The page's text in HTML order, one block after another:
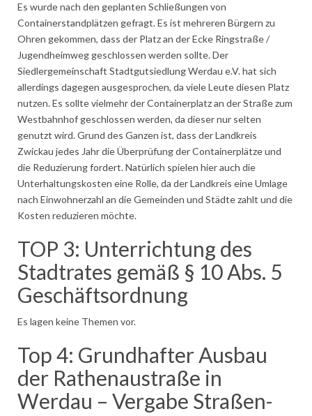
Es wurde nach den geplanten Schließungen von
Containerstandplätzen gefragt. Es ist mehreren Bürgern zu
Ohren gekommen, dass der Platz an der Ecke Ringstraße /
Jugendheimweg geschlossen werden sollte. Der
Siedlergemeinschaft Stadtgutsiedlung Werdau e.V. hat sich
allerdings dagegen ausgesprochen, da viele Leute diesen Platz
nutzen. Es sollte vielmehr der Containerplatz an der Straße zum
Westbahnhof geschlossen werden, da dieser nur selten
genutzt wird. Grund des Ganzen ist, dass der Landkreis
Zwickau jedes Jahr die Überprüfung der Containerplätze und
die Reduzierung fordert. Natürlich spielen hier auch die
Unterhaltungskosten eine Rolle, da der Landkreis eine Umlage
nach Einwohnerzahl an die Gemeinden und Städte zahlt und die
Kosten reduzieren möchte.
TOP 3: Unterrichtung des
Stadtrates gemäß § 10 Abs. 5
Geschäftsordnung
Es lagen keine Themen vor.
Top 4: Grundhafter Ausbau
der Rathenaustraße in
Werdau – Vergabe Straßen-